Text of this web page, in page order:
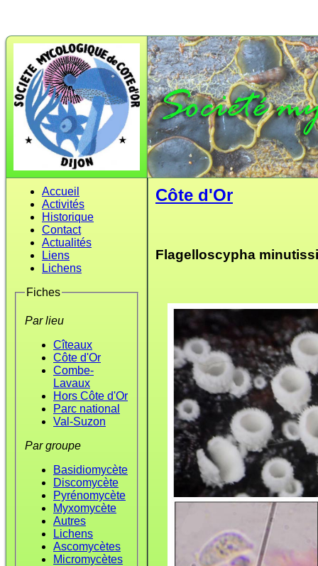
Accueil
Activités
Historique
Contact
Actualités
Liens
Lichens
Fiches
Par lieu
Cîteaux
Côte d'Or
Combe-
Lavaux
Hors Côte d'Or
Parc national
Val-Suzon
Par groupe
Basidiomycète
Discomycète
Pyrénomycète
Myxomycète
Autres
Lichens
Ascomycètes
Micromycètes
Côte d'Or
Flagelloscypha